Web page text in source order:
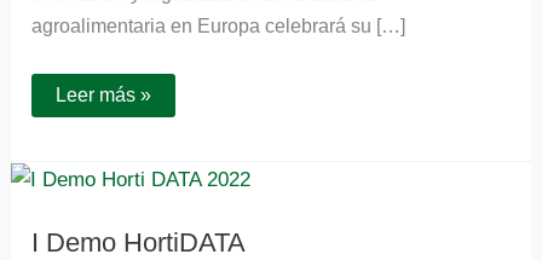
agroalimentaria en Europa celebrará su […]
Leer más »
I Demo HortiDATA
I
Demo